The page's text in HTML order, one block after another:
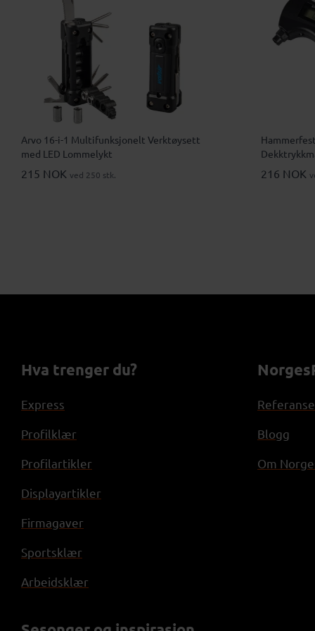
Arvo 16-i-1 Multifunksjonelt Verktøysett
med LED Lommelykt
215 NOK ved 250 stk. 216 NOK
Hva trenger du?
Express
Profilklær
Profilartikler
Displayartikler
Firmagaver
Sportsklær
Arbeidsklær
Blogg
Om